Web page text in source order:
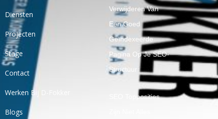
Diensten
Projecten
Stage
Contact
Werken Bij D-Fokker
Blogs
Verwijderen Van
Een Goed
Geïndexeerde
Pagina Op Je SEO-
Structuur
SEO Topposities